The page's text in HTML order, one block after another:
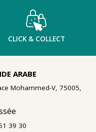
CLICK & COLLECT
ARABE
Mohammed-V, 75005,
39 30